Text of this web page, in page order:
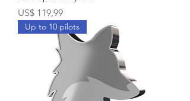
Prijs
US$ 119,99
Up to 10 pilots